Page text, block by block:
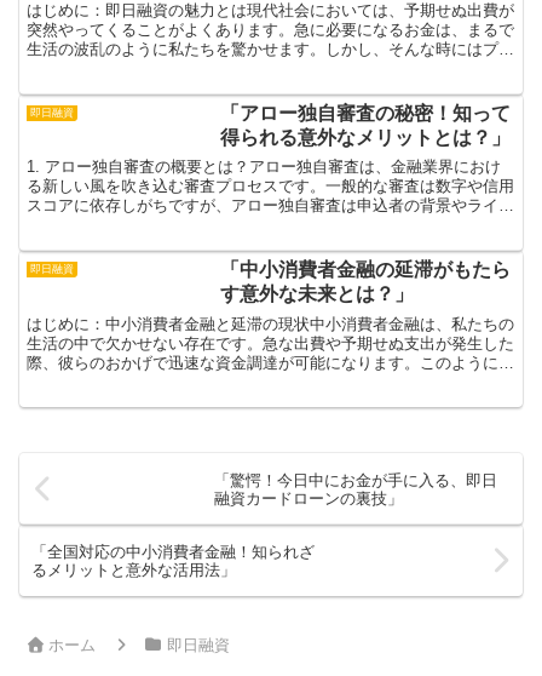
はじめに：即日融資の魅力とは現代社会においては、予期せぬ出費が
突然やってくることがよくあります。急に必要になるお金は、まるで
生活の波乱のように私たちを驚かせます。しかし、そんな時にはプロ
即日融資
「アロー独自審査の秘密！知って
得られる意外なメリットとは？」
1. アロー独自審査の概要とは？アロー独自審査は、金融業界におけ
る新しい風を吹き込む審査プロセスです。一般的な審査は数字や信用
スコアに依存しがちですが、アロー独自審査は申込者の背景やライフ
即日融資
「中小消費者金融の延滞がもたら
す意外な未来とは？」
はじめに：中小消費者金融と延滞の現状中小消費者金融は、私たちの
生活の中で欠かせない存在です。急な出費や予期せぬ支出が発生した
際、彼らのおかげで迅速な資金調達が可能になります。このように頼
「驚愕！今日中にお金が手に入る、即日
融資カードローンの裏技」
「全国対応の中小消費者金融！知られざ
るメリットと意外な活用法」
ホーム 即日融資